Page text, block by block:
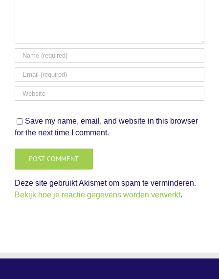
Save my name, email, and website in this browser
for the next time I comment.
Deze site gebruikt Akismet om spam te verminderen.
Bekijk hoe je reactie gegevens worden verwerkt.